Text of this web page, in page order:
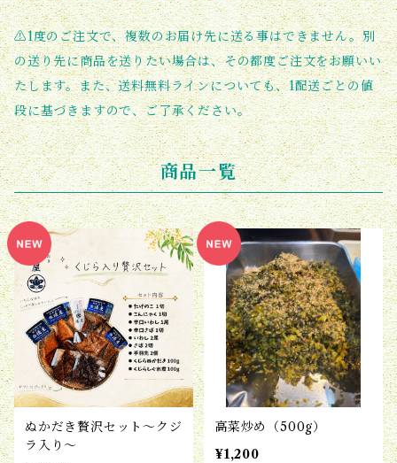
⚠️1度のご注文で、複数のお届け先に送る事はできません。別
の送り先に商品を送りたい場合は、その都度ご注文をお願いい
たします。また、送料無料ラインについても、1配送ごとの値
段に基づきますので、ご了承ください。
商品一覧
ぬかだき贅沢セット〜クジ
ラ入り〜
高菜炒め（500g）
¥1,200